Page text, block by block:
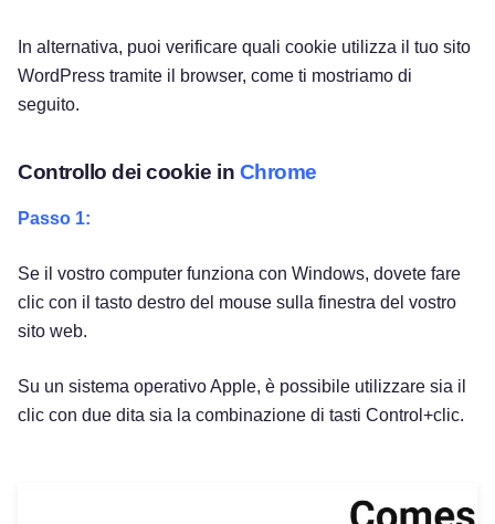
In alternativa, puoi verificare quali cookie utilizza il tuo sito
WordPress tramite il browser, come ti mostriamo di
seguito.
Controllo dei cookie in Chrome
Passo 1:
Se il vostro computer funziona con Windows, dovete fare
clic con il tasto destro del mouse sulla finestra del vostro
sito web.
Su un sistema operativo Apple, è possibile utilizzare sia il
clic con due dita sia la combinazione di tasti Control+clic.